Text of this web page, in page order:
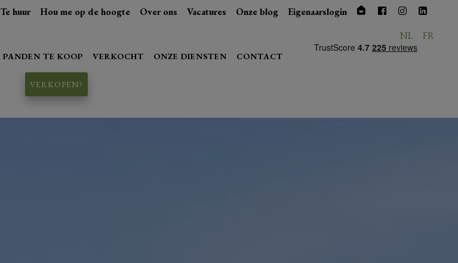
Te huur Hou me op de hoogte Over ons Vacatures Onze blog Eigenaarslogin
PANDEN TE KOOP VERKOCHT ONZE DIENSTEN CONTACT
VERKOPEN?
NL FR